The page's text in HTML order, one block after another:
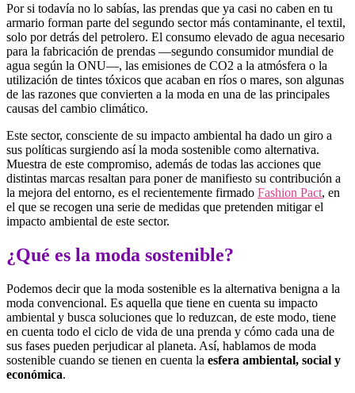
Por si todavía no lo sabías, las prendas que ya casi no caben en tu
armario forman parte del segundo sector más contaminante, el textil,
solo por detrás del petrolero. El consumo elevado de agua necesario
para la fabricación de prendas —segundo consumidor mundial de
agua según la ONU—, las emisiones de CO2 a la atmósfera o la
utilización de tintes tóxicos que acaban en ríos o mares, son algunas
de las razones que convierten a la moda en una de las principales
causas del cambio climático.
Este sector, consciente de su impacto ambiental ha dado un giro a
sus políticas surgiendo así la moda sostenible como alternativa.
Muestra de este compromiso, además de todas las acciones que
distintas marcas resaltan para poner de manifiesto su contribución a
la mejora del entorno, es el recientemente firmado Fashion Pact, en
el que se recogen una serie de medidas que pretenden mitigar el
impacto ambiental de este sector.
¿Qué es la moda sostenible?
Podemos decir que la moda sostenible es la alternativa benigna a la
moda convencional. Es aquella que tiene en cuenta su impacto
ambiental y busca soluciones que lo reduzcan, de este modo, tiene
en cuenta todo el ciclo de vida de una prenda y cómo cada una de
sus fases pueden perjudicar al planeta. Así, hablamos de moda
sostenible cuando se tienen en cuenta la esfera ambiental, social y
económica.